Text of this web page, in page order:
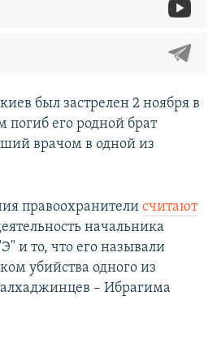
был застрелен 2 ноября в
погиб его родной брат
врачом в одной из
правоохранители считают
начальника
и то, что его называли
убийства одного из
– Ибрагима